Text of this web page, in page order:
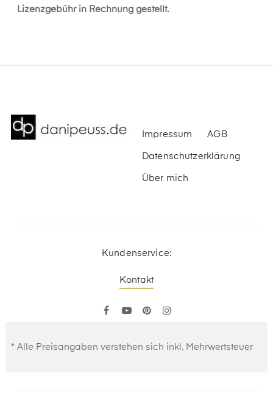
Lizenzgebühr in Rechnung gestellt.
Impressum AGB
Datenschutzerklärung
Über mich
Kundenservice:
Kontakt
FacebookYouTubePinterest
* Alle Preisangaben verstehen sich inkl. Mehrwertsteuer